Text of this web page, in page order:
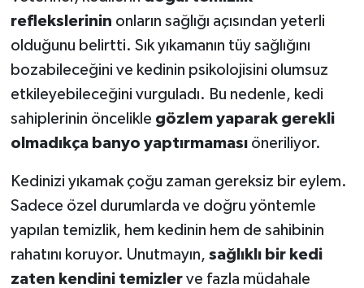
reflekslerinin onların sağlığı açısından yeterli
olduğunu belirtti. Sık yıkamanın tüy sağlığını
bozabileceğini ve kedinin psikolojisini olumsuz
etkileyebileceğini vurguladı. Bu nedenle, kedi
sahiplerinin öncelikle gözlem yaparak gerekli
olmadıkça banyo yaptırmamasıöneriliyor.
Kedinizi yıkamak çoğu zaman gereksiz bir eylem.
Sadece özel durumlarda ve doğru yöntemle
yapılan temizlik, hem kedinin hem de sahibinin
rahatını koruyor. Unutmayın, sağlıklı bir kedi
zaten kendini temizlerve fazla müdahale